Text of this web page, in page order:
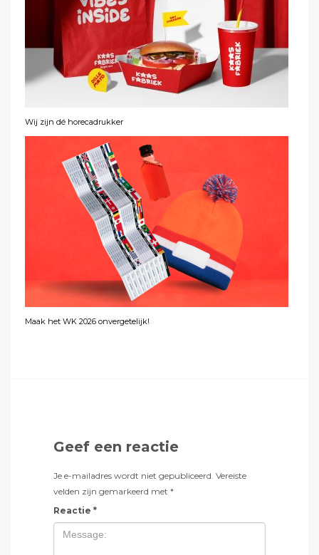
Wij zijn dé horecadrukker
Maak het WK 2026 onvergetelijk!
Geef een reactie
Je e-mailadres wordt niet gepubliceerd. Vereiste
velden zijn gemarkeerd met *
Reactie *